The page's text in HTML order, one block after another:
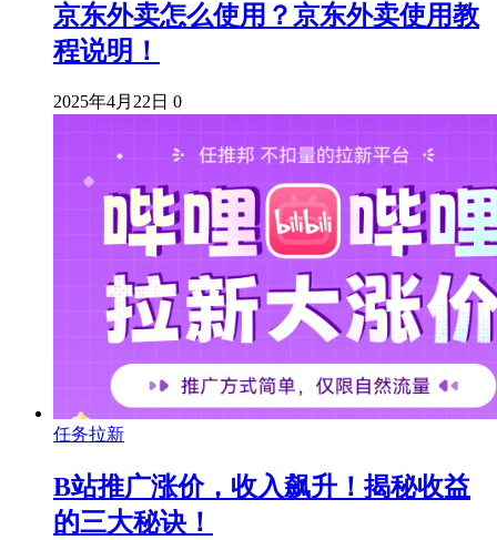
京东外卖怎么使用？京东外卖使用教
程说明！
2025年4月22日 0
任务拉新
B站推广涨价，收入飙升！揭秘收益
的三大秘诀！